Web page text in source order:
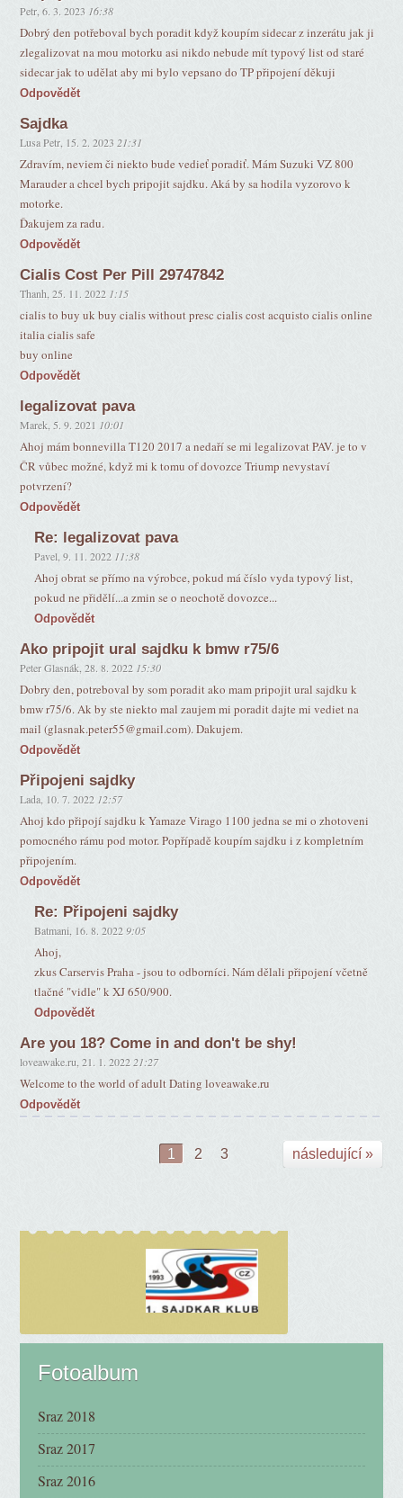
Petr ,6. 3. 2023 16:38
Dobrý den potřeboval bych poradit když koupím sidecar z inzerátu jak ji
zlegalizovat na mou motorku asi nikdo nebude mít typový list od staré
sidecar jak to udělat aby mi bylo vepsano do TP připojení děkuji
Odpovědět
Sajdka
Lusa Petr 15. 2. 2023 21:31
Zdravím, neviem či niekto bude vedieť poradiť. Mám Suzuki VZ 800
Marauder a chcel bych pripojit sajdku. Aká by sa hodila vyzorovo k
motorke.
Ďakujem za radu.
Odpovědět
Cialis Cost Per Pill 29747842
Thanh ,25. 11. 2022 1:15
cialis to buy uk buy cialis without presc cialis cost acquisto cialis online
italia cialis safe
buy online
Odpovědět
legalizovat pava
Marek 5. 9. 2021 10:01
Ahoj mám bonnevilla T120 2017 a nedaří se mi legalizovat PAV. je to v
ČR vůbec možné, když mi k tomu of dovozce Triump nevystaví
potvrzení?
Odpovědět
Re: legalizovat pava
Pavel ,9. 11. 2022 11:38
Ahoj obrat se přímo na výrobce, pokud má číslo vyda typový list,
pokud ne přidělí...a zmin se o neochotě dovozce...
Odpovědět
Ako pripojit ural sajdku k bmw r75/6
Peter Glasnák ,28. 8. 2022 15:30
Dobry den, potreboval by som poradit ako mam pripojit ural sajdku k
bmw r75/6. Ak by ste niekto mal zaujem mi poradit dajte mi vediet na
mail (glasnak.peter55@gmail.com). Dakujem.
Odpovědět
Připojeni sajdky
Lada 10. 7. 2022 12:57
Ahoj kdo připojí sajdku k Yamaze Virago 1100 jedna se mi o zhotoveni
pomocného rámu pod motor. Popřípadě koupím sajdku i z kompletním
připojením.
Odpovědět
Re: Připojeni sajdky
Batmani 16. 8. 2022 9:05
Ahoj,
zkus Carservis Praha - jsou to odborníci. Nám dělali připojení včetně
tlačné "vidle" k XJ 650/900.
Odpovědět
Are you 18? Come in and don't be shy!
loveawake.ru ,21. 1. 2022 21:27
Welcome to the world of adult Dating loveawake.ru
Odpovědět
1 2 3 následující »
Fotoalbum
Sraz 2018
Sraz 2017
Sraz 2016